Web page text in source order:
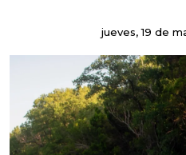
jueves, 19 de